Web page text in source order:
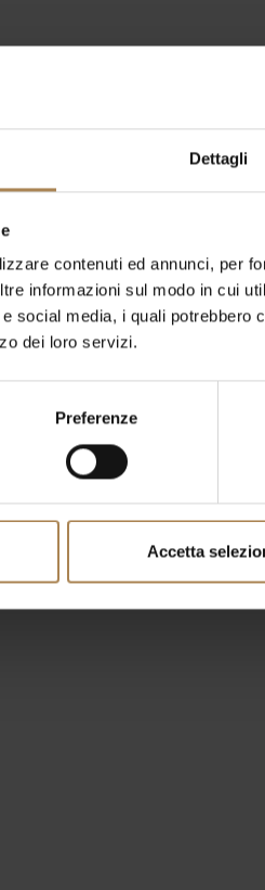
Dettagli
contenuti ed annunci, per
informazioni sul modo in cui
social media, i quali
dei loro servizi.
Preferenze
Accetta